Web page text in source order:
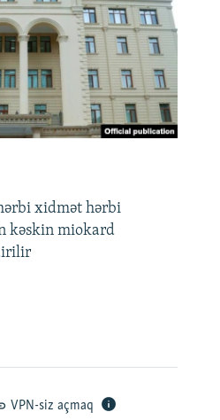
xidmət hərbi
kəskin miokard
VPN-siz açmaq